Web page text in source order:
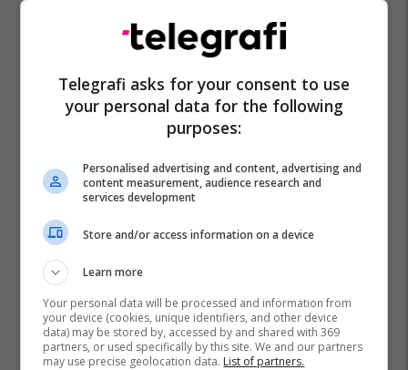
Gjyqtarët
Liridon Pnishi
Telegrafi asks for your consent to use
your personal data for the following
purposes:
Personalised advertising and content, advertising and
content measurement, audience research and
services development
Store and/or access information on a device
Learn more
Your personal data will be processed and information from
your device (cookies, unique identifiers, and other device
data) may be stored by, accessed by and shared with 369
partners, or used specifically by this site. We and our partners
may use precise geolocation data. List of partners.